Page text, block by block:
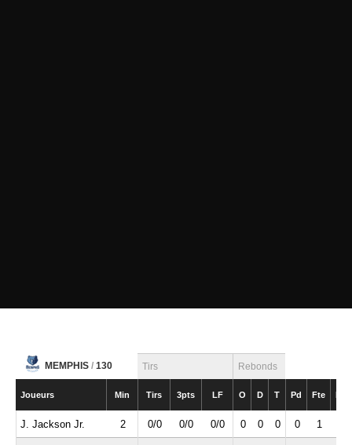
MEMPHIS / 130 Tirs Rebonds
Joueurs Min Tirs 3pts LF O D T Pd Fte
J. Jackson Jr. 2 0/0 0/0 0/0 0 0 0 0 1